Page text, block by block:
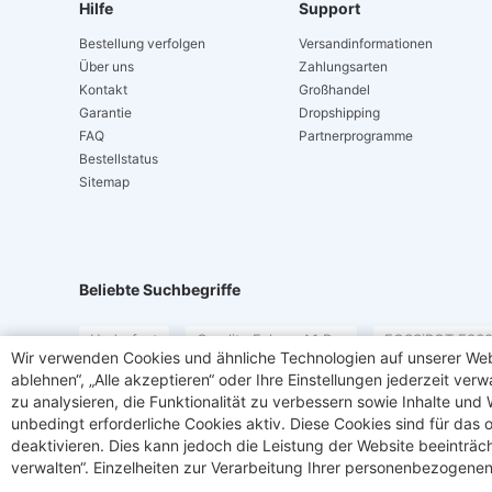
Hilfe
Bestellung verfolgen
Über uns
Kontakt
Garantie
FAQ
Bestellstatus
Sitemap
Support
Versandinformationen
Zahlungsarten
Großhandel
Dropshipping
Partnerprogramme
Beliebte Suchbegriffe
Hydrofast Creality Falcon A1 Pro FOSSiBOT
Redragon Gaming-Tastatur ZONVEER M20
Kaffeemaschine 3D-Scanner Narwal Flow 2
Wir verwenden Cookies und ähnliche Technologien auf unserer
ablehnen“, „Alle akzeptieren“ oder Ihre Einstellungen jederzeit
zu analysieren, die Funktionalität zu verbessern sowie Inhalte und
unbedingt erforderliche Cookies aktiv. Diese Cookies sind für das
deaktivieren. Dies kann jedoch die Leistung der Website
verwalten“. Einzelheiten zur Verarbeitung Ihrer